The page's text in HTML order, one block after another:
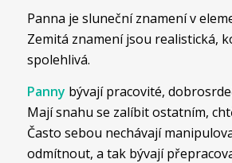
Panna je sluneční znamení v
Zemitá znamení jsou realistická,
spolehlivá.
Panny bývají pracovité,
Mají snahu se zalíbit ostatním,
Často sebou nechávají
odmítnout, a tak bývají